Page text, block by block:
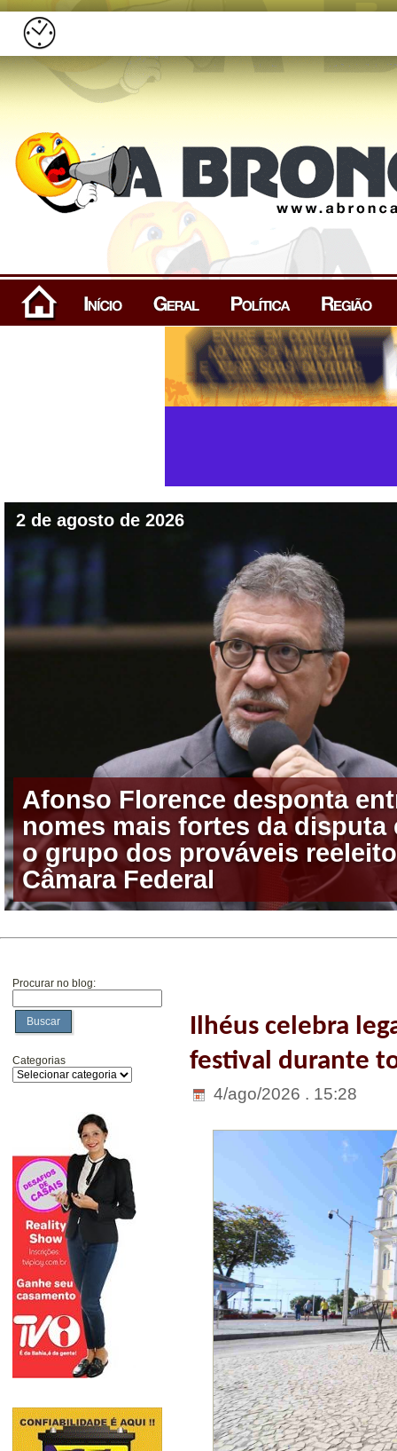
Afonso Florence desponta
nomes mais fortes da disputa
o grupo dos prováveis
2 de agosto de 2026
Procurar no blog:
Buscar
Categorias
Ilhéus celebra
festival durante
4/ago/2026 . 15:28